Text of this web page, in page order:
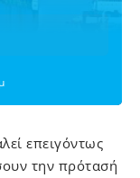
επειγόντως
την πρότασή